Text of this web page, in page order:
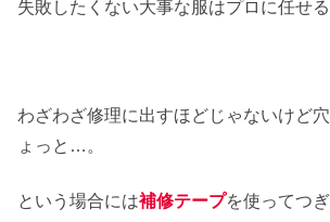
失敗したくない大事な服はプロに任せる
わざわざ修理に出すほどじゃないけど
ょっと…。
という場合には補修テープを使ってつ